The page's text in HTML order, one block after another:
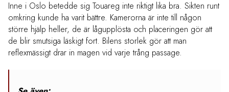
Inne i Oslo betedde sig Touareg inte riktigt lika bra. Sikten runt
omkring kunde ha varit bättre. Kamerorna är inte till någon
större hjälp heller, de är lågupplösta och placeringen gör att
de blir smutsiga läskigt fort. Bilens storlek gör att man
reflexmässigt drar in magen vid varje trång passage.